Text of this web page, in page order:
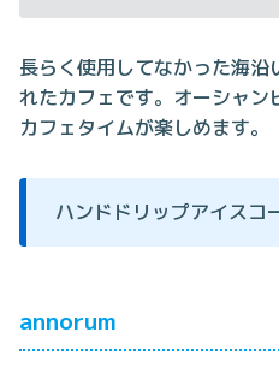
長らく使用してなかった海
れたカフェです。オーシャ
カフェタイムが楽しめます。
ハンドドリップアイス
annorum